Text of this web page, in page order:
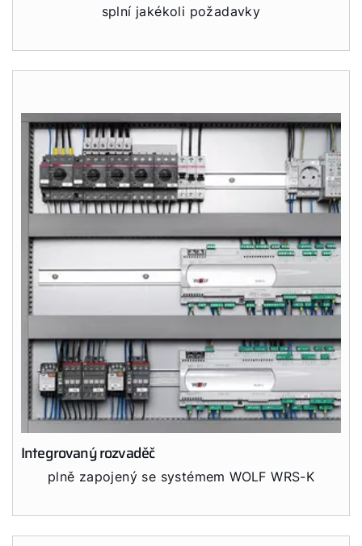
splní jakékoli požadavky
Integrovaný rozvaděč
plně zapojený se systémem WOLF WRS-K